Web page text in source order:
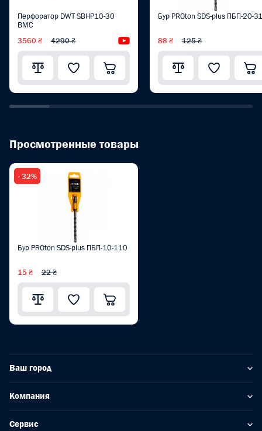
Перфоратор DWT SBHP10-30
BMC
3560 ₴ 4290 ₴ Видеообзор
Бур PROton SDS-plus ПБП-20-
88 ₴ 125 ₴
Просмотренные товары
- 32%
Бур PROton SDS-plus ПБП-10-110
15 ₴ 22 ₴
Ваш город
Компания
Сервис